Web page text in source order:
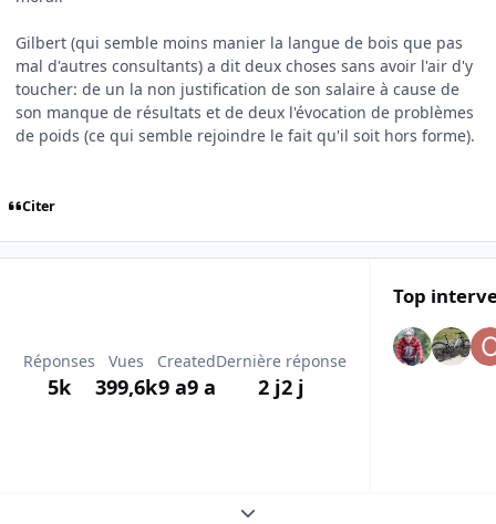
Gilbert (qui semble moins manier la langue de bois que pas
mal d'autres consultants) a dit deux choses sans avoir l'air d'y
toucher: de un la non justification de son salaire à cause de
son manque de résultats et de deux l'évocation de problèmes
de poids (ce qui semble rejoindre le fait qu'il soit hors forme).
Citer
Réponses
5k
Vues
399,6k
Created
9 a9 a
Dernière réponse
2 j2 j
Top
Expand topic overview